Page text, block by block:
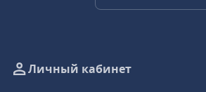
Личный кабинет